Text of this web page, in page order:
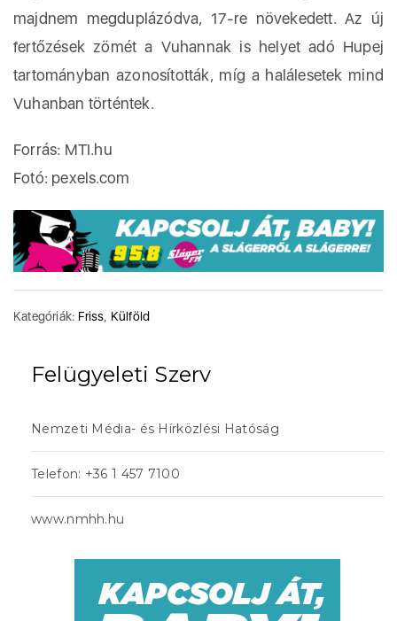
majdnem megduplázódva, 17-re növekedett. Az új
fertőzések zömét a Vuhannak is helyet adó Hupej
tartományban azonosították, míg a halálesetek mind
Vuhanban történtek.
Forrás: MTI.hu
Fotó: pexels.com
Kategóriák: Friss Külföld
Felügyeleti Szerv
Nemzeti Média- és Hírközlési Hatóság
Telefon: +36 1 457 7100
www.nmhh.hu